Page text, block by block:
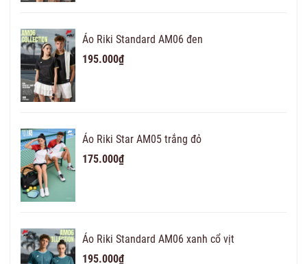
Áo Riki Standard AM06 đen
195.000₫
Áo Riki Star AM05 trắng đỏ
175.000₫
Áo Riki Standard AM06 xanh cổ vịt
195.000₫